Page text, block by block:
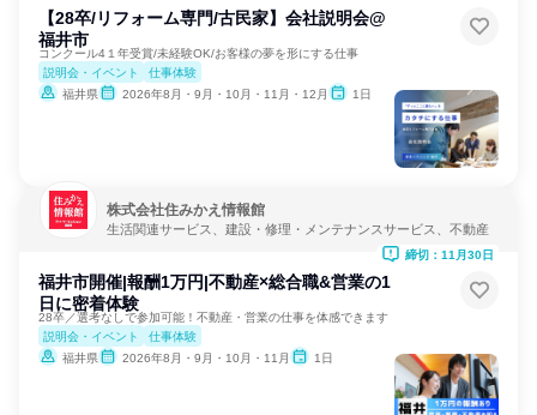
【28卒/リフォーム専門/古民家】会社説明会@
福井市
コンクール4１年受賞/未経験OK/お客様の夢を形にする仕事
説明会・イベント
仕事体験
福井県
2026年8月・9月・10月・11月・12月 1日
株式会社住みかえ情報館
生活関連サービス、建設・修理・メンテナンスサービス、不動産
福井市開催|報酬1万円|不動産×総合職&営業の1
日に密着体験
28卒／選考なしで参加可能！不動産・営業の仕事を体感できます
説明会・イベント
仕事体験
福井県
2026年8月・9月・10月・11月 1日
締切：11月30日